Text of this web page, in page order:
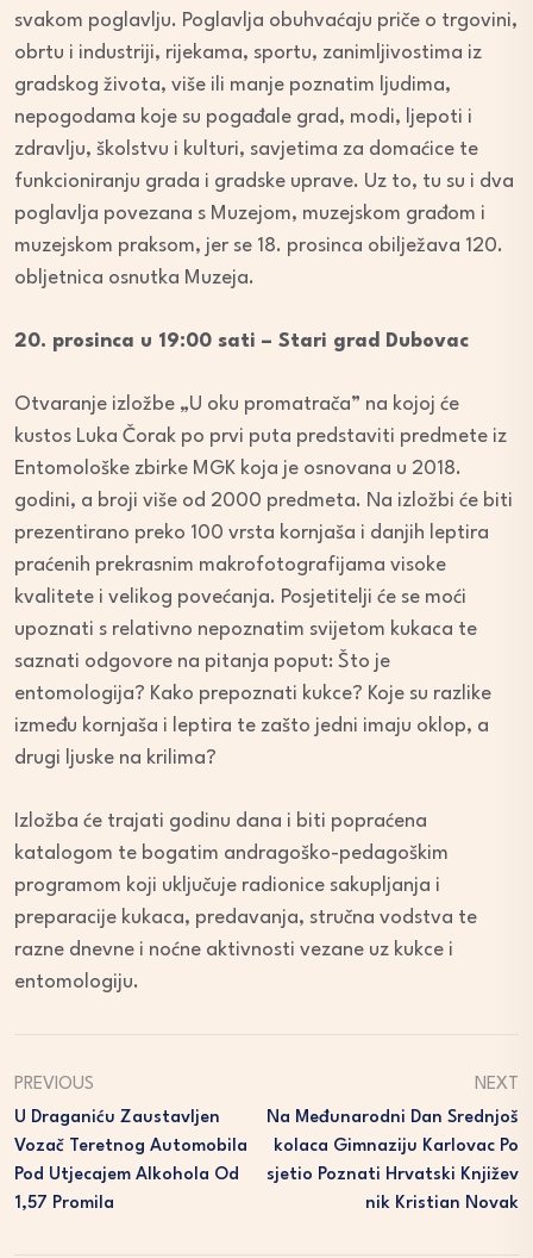
svakom poglavlju. Poglavlja obuhvaćaju priče o trgovini,
obrtu i industriji, rijekama, sportu, zanimljivostima iz
gradskog života, više ili manje poznatim ljudima,
nepogodama koje su pogađale grad, modi, ljepoti i
zdravlju, školstvu i kulturi, savjetima za domaćice te
funkcioniranju grada i gradske uprave. Uz to, tu su i dva
poglavlja povezana s Muzejom, muzejskom građom i
muzejskom praksom, jer se 18. prosinca obilježava 120.
obljetnica osnutka Muzeja.
20. prosinca u 19:00 sati – Stari grad Dubovac
Otvaranje izložbe „U oku promatrača” na kojoj će
kustos Luka Čorak po prvi puta predstaviti predmete iz
Entomološke zbirke MGK koja je osnovana u 2018.
godini, a broji više od 2000 predmeta. Na izložbi će biti
prezentirano preko 100 vrsta kornjaša i danjih leptira
praćenih prekrasnim makrofotografijama visoke
kvalitete i velikog povećanja. Posjetitelji će se moći
upoznati s relativno nepoznatim svijetom kukaca te
saznati odgovore na pitanja poput: Što je
entomologija? Kako prepoznati kukce? Koje su razlike
između kornjaša i leptira te zašto jedni imaju oklop, a
drugi ljuske na krilima?
Izložba će trajati godinu dana i biti popraćena
katalogom te bogatim andragoško-pedagoškim
programom koji uključuje radionice sakupljanja i
preparacije kukaca, predavanja, stručna vodstva te
razne dnevne i noćne aktivnosti vezane uz kukce i
entomologiju.
PREVIOUS
U Draganiću Zaustavljen
Vozač Teretnog Automobila
Pod Utjecajem Alkohola Od
1,57 Promila
NEXT
Na Međunarodni Dan Srednjoš
Kolaca Gimnaziju Karlovac Po
Sjetio Poznati Hrvatski Književ
Nik Kristian Novak